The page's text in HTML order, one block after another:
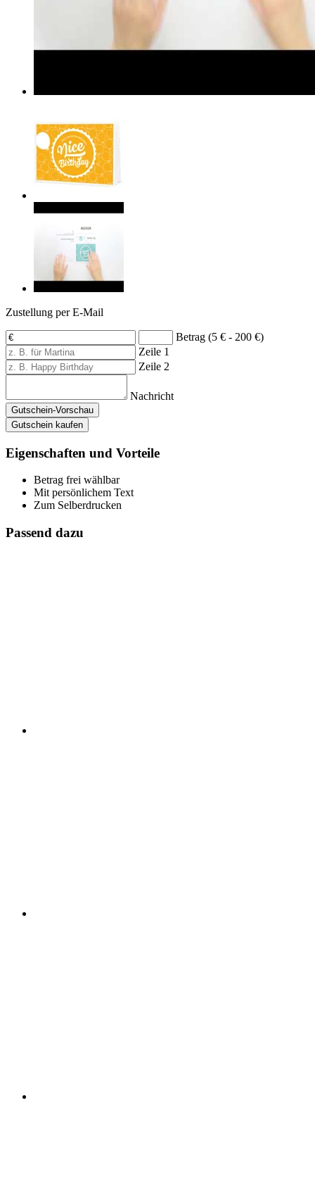
Zustellung per E-Mail
Betrag (5 € - 200 €)
Zeile 1
Zeile 2
Nachricht
Gutschein-Vorschau
Gutschein kaufen
Eigenschaften und Vorteile
Betrag frei wählbar
Mit persönlichem Text
Zum Selberdrucken
Passend dazu